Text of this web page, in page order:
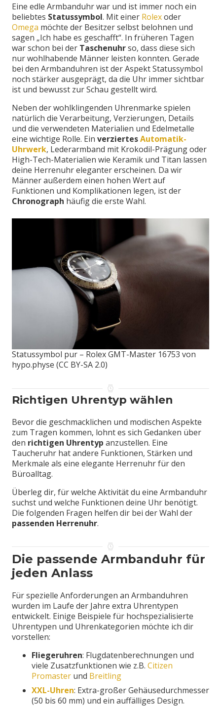
Eine edle Armbanduhr war und ist immer noch ein
beliebtes Statussymbol. Mit einer Rolexoder
Omega möchte der Besitzer selbst belohnen und
sagen „Ich habe es geschafft“. In früheren Tagen
war schon bei der Taschenuhrso, dass diese sich
nur wohlhabende Männer leisten konnten. Gerade
bei den Armbanduhren ist der Aspekt Statussymbol
noch stärker ausgeprägt, da die Uhr immer sichtbar
ist und bewusst zur Schau gestellt wird.
Neben der wohlklingenden Uhrenmarke spielen
natürlich die Verarbeitung, Verzierungen, Details
und die verwendeten Materialien und Edelmetalle
eine wichtige Rolle. Ein verziertesAutomatik-
Uhrwerk, Lederarmband mit Krokodil-Prägung oder
High-Tech-Materialien wie Keramik und Titan lassen
deine Herrenuhr eleganter erscheinen. Da wir
Männer außerdem einen hohen Wert auf
Funktionen und Komplikationen legen, ist der
Chronograph häufig die erste Wahl.
Statussymbol pur – Rolex GMT-Master 16753 von
hypo.physe (CC BY-SA 2.0)
Richtigen Uhrentyp wählen
Bevor die geschmacklichen und modischen Aspekte
zum Tragen kommen, lohnt es sich Gedanken über
den richtigen Uhrentyp anzustellen. Eine
Taucheruhr hat andere Funktionen, Stärken und
Merkmale als eine elegante Herrenuhr für den
Büroalltag.
Überleg dir, für welche Aktivität du eine Armbanduhr
suchst und welche Funktionen deine Uhr benötigt.
Die folgenden Fragen helfen dir bei der Wahl der
passenden Herrenuhr.
Die passende Armbanduhr für
jeden Anlass
Für spezielle Anforderungen an Armbanduhren
wurden im Laufe der Jahre extra Uhrentypen
entwickelt. Einige Beispiele für hochspezialisierte
Uhrentypen und Uhrenkategorien möchte ich dir
vorstellen:
Fliegeruhren: Flugdatenberechnungen und
viele Zusatzfunktionen wie z.B. Citizen
Promaster und Breitling
XXL-Uhren: Extra-großer Gehäusedurchmesser
(50 bis 60 mm) und ein auffälliges Design.